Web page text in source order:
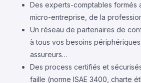
Des experts-comptables formés
micro-entreprise, de la
Un réseau de partenaires de
à tous vos besoins périphériques
assureurs…
Des process certifiés et
faille (norme ISAE 3400, charte